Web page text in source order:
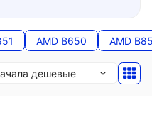
AMD B650 AMD
дешевые